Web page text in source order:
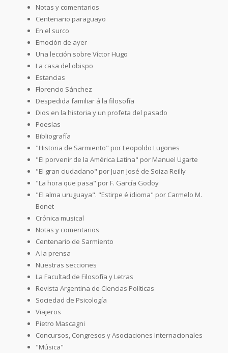
Notas y comentarios
Centenario paraguayo
En el surco
Emoción de ayer
Una lección sobre Víctor Hugo
La casa del obispo
Estancias
Florencio Sánchez
Despedida familiar á la filosofía
Dios en la historia y un profeta del pasado
Poesías
Bibliografía
"Historia de Sarmiento" por Leopoldo Lugones
"El porvenir de la América Latina" por Manuel Ugarte
"El gran ciudadano" por Juan José de Soiza Reilly
"La hora que pasa" por F. García Godoy
"El alma uruguaya". "Estirpe é idioma" por Carmelo M.
Bonet
Crónica musical
Notas y comentarios
Centenario de Sarmiento
A la prensa
Nuestras secciones
La Facultad de Filosofía y Letras
Revista Argentina de Ciencias Políticas
Sociedad de Psicología
Viajeros
Pietro Mascagni
Concursos, Congresos y Asociaciones Internacionales
"Música"